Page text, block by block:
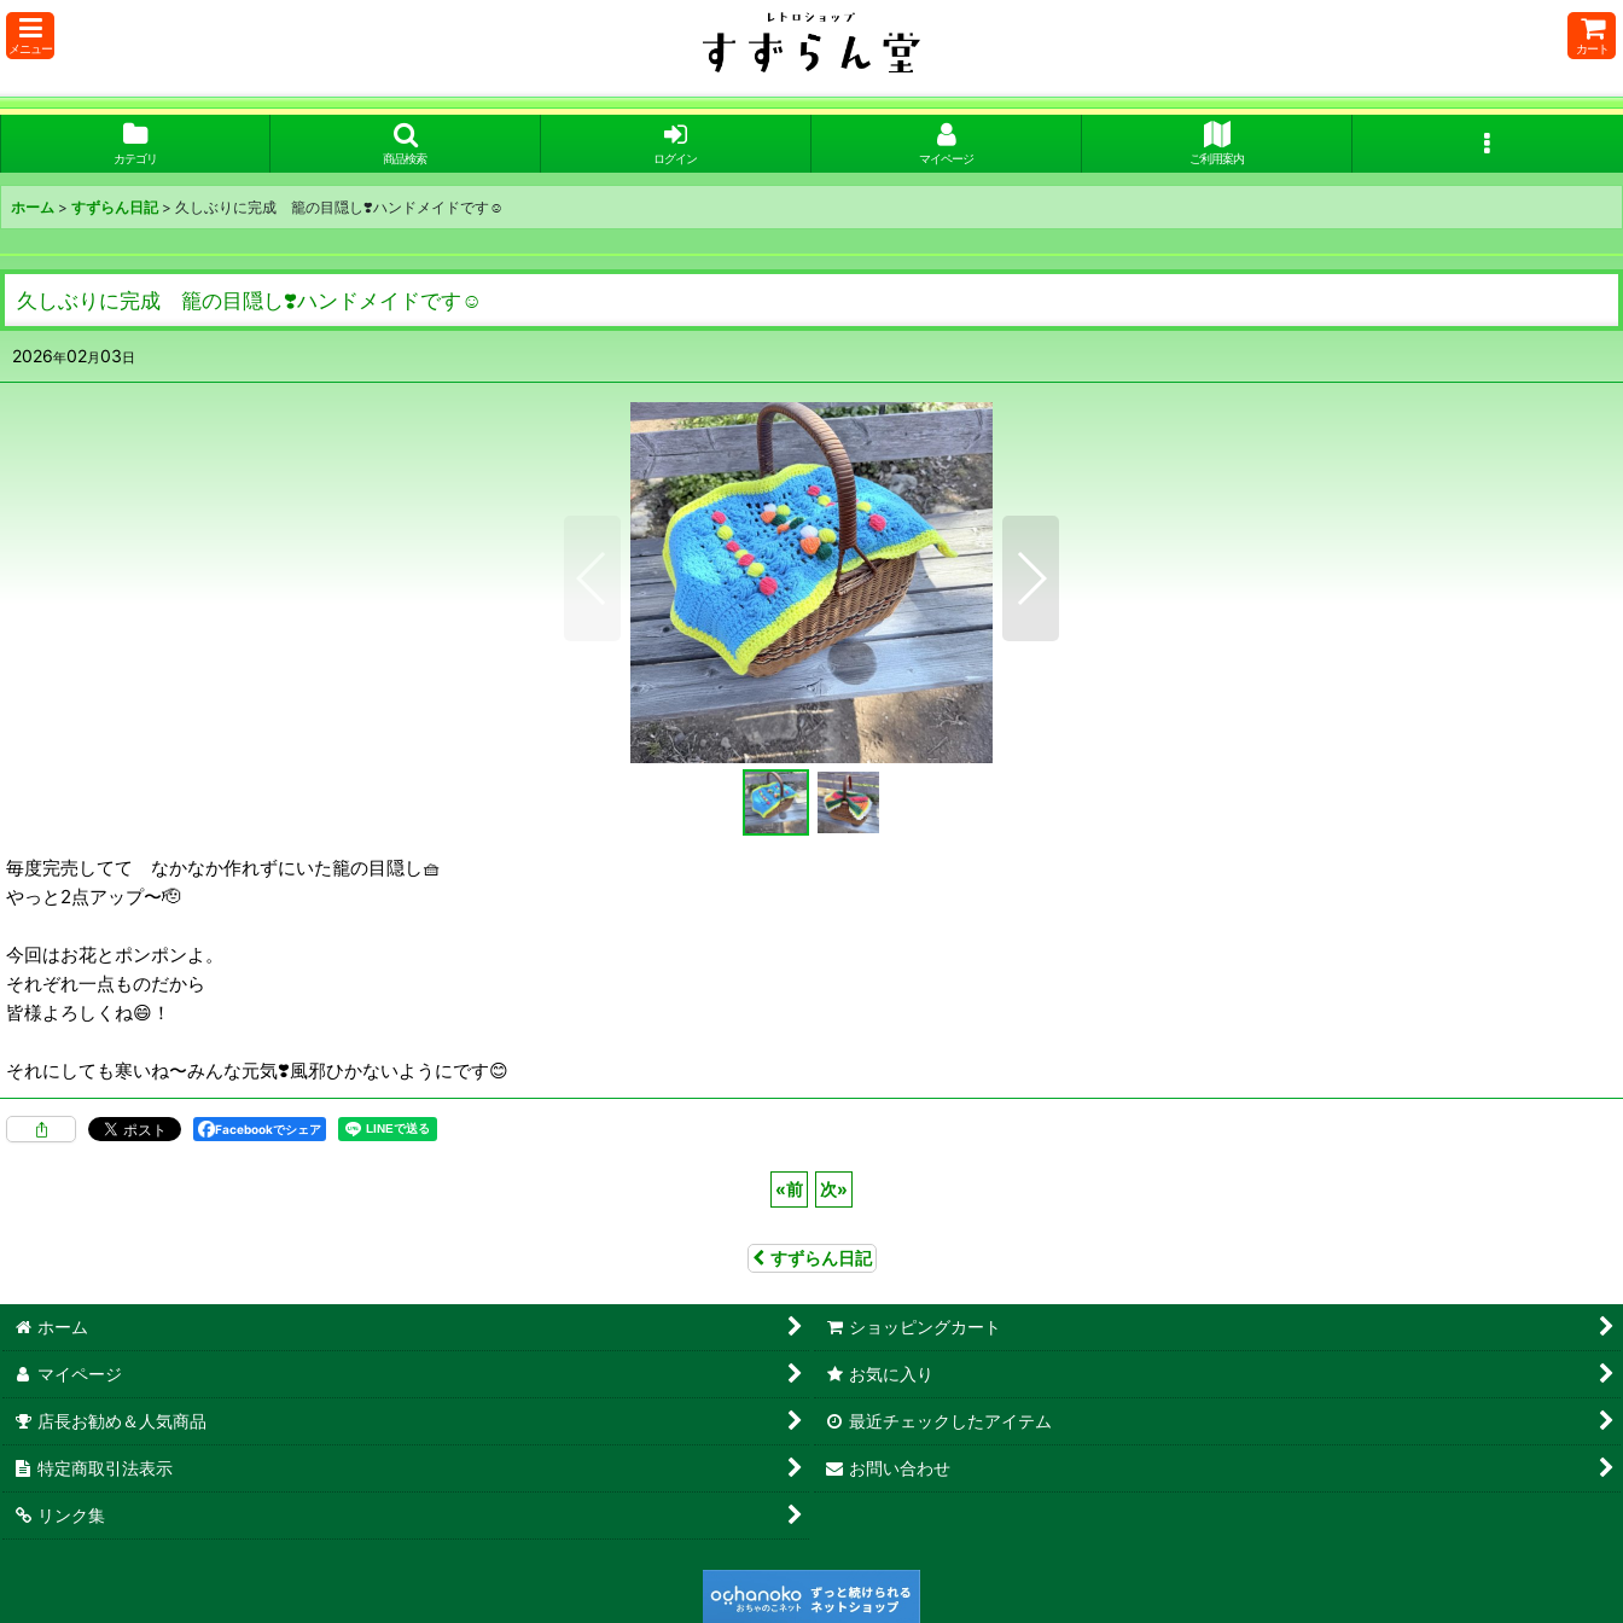
メニュー カート
カテゴリ 商品検索 ログイン マイページ ご利用案内
ホーム > すずらん日記 > 久しぶりに完成 籠の目隠し❣️ハンドメイドです☺️
久しぶりに完成 籠の目隠し❣️ハンドメイドです☺️
2026年02月03日
毎度完売してて なかなか作れずにいた籠の目隠し🧺
やっと2点アップ〜🫡
今回はお花とポンポンよ。
それぞれ一点ものだから
皆様よろしくね😄！
それにしても寒いね〜みんな元気❣️風邪ひかないようにです😊
Facebookでシェア
«前 次»
すずらん日記
ホーム ショッピングカート
マイページ お気に入り
店長お勧め＆人気商品 最近チェックしたアイテム
特定商取引法表示 お問い合わせ
リンク集